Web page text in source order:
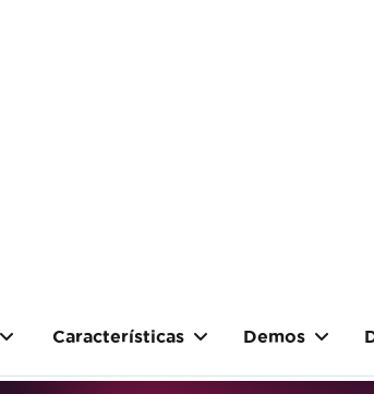
Características Demos